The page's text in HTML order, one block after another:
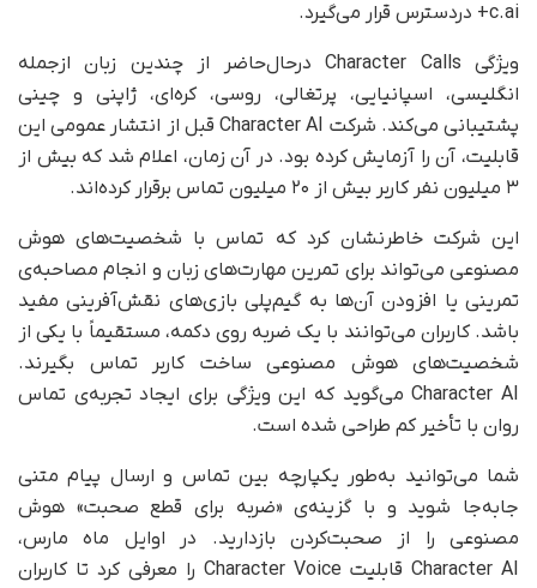
c.ai+ در‌دسترس قرار می‌گیرد.
ویژگی Character Calls در‌حال‌حاضر از چندین زبان ازجمله
انگلیسی، اسپانیایی، پرتغالی، روسی، کره‌ای، ژاپنی و چینی
پشتیبانی می‌کند. شرکت Character AI قبل از انتشار عمومی این
قابلیت، آن را آزمایش کرده بود. در آن زمان، اعلام شد که بیش از
۳ میلیون نفر کاربر بیش از ۲۰ میلیون تماس برقرار کرده‌اند.
این شرکت خاطرنشان کرد که تماس با شخصیت‌های هوش
مصنوعی می‌تواند برای تمرین مهارت‌های زبان و انجام مصاحبه‌ی
تمرینی یا افزودن آن‌ها به گیم‌پلی بازی‌های نقش‌آفرینی مفید
باشد. کاربران می‌توانند با یک ضربه روی دکمه، مستقیماً با یکی از
شخصیت‌های هوش مصنوعی ساخت کاربر تماس بگیرند.
Character AI می‌گوید که این ویژگی برای ایجاد تجربه‌ی تماس
روان با تأخیر کم طراحی شده است.
شما می‌توانید به‌طور یکپارچه بین تماس و ارسال پیام متنی
جابه‌جا شوید و با گزینه‌ی «ضربه برای قطع صحبت» هوش
مصنوعی را از صحبت‌کردن بازدارید. در اوایل ماه مارس،
Character AI قابلیت Character Voice را معرفی کرد تا کاربران